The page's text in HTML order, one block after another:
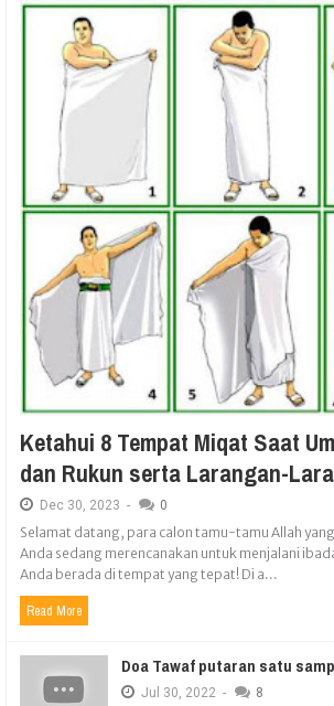
Ketahui 8 Tempat Miqat Saat
dan Rukun serta Larangan-
Dec 30, 2023 - 0
Selamat datang, para calon tamu-tamu Allah
Anda sedang merencanakan untuk menjalani
Anda berada di tempat yang tepat! Di a...
Read More
Doa Tawaf putaran satu
Jul 30, 2022 - 8